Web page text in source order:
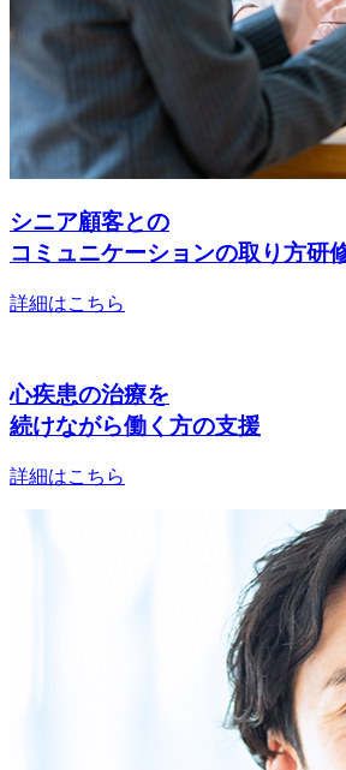
シニア顧客との
コミュニケーションの取り方研
詳細はこちら
心疾患の治療を
続けながら働く方の支援
詳細はこちら